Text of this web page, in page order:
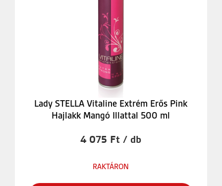
Lady STELLA Vitaline Extrém Erős Pink
Hajlakk Mangó Illattal 500 ml
4 075 Ft / db
RAKTÁRON